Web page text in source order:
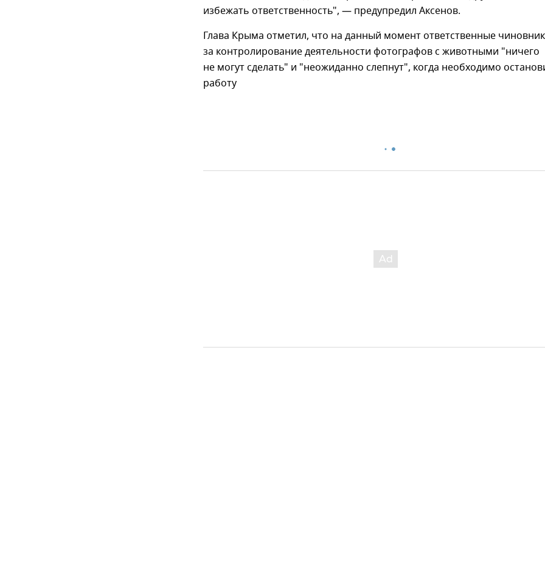
избежать ответственность", — предупредил Аксенов.
Глава Крыма отметил, что на данный момент ответственные
за контролирование деятельности фотографов с животными "ничего
не могут сделать" и "неожиданно слепнут", когда необходимо
работу